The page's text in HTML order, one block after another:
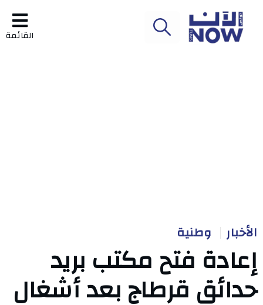
القائمة
الأخبار وطنية
إعادة فتح مكتب بريد
حدائق قرطاج بعد أشغال